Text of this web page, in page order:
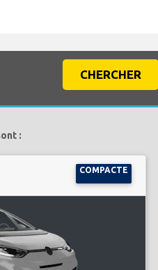
CHERCHER
:
COMPACTE